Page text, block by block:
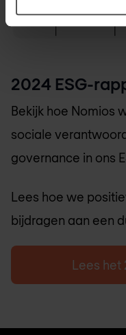
2024 ESG-
Bekijk hoe Nomios
sociale
governance in ons
Lees hoe we
bijdragen aan een
Lees het